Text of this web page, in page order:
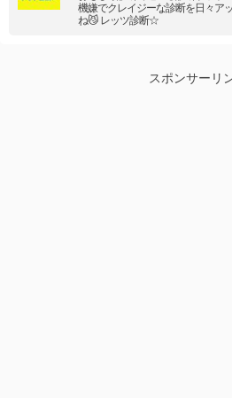
機嫌でクレイジーな診断を日々ア
ね😼 レッツ診断☆
スポンサーリ